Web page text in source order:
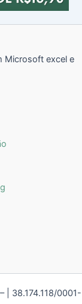
Microsoft excel e
| 38.174.118/0001-